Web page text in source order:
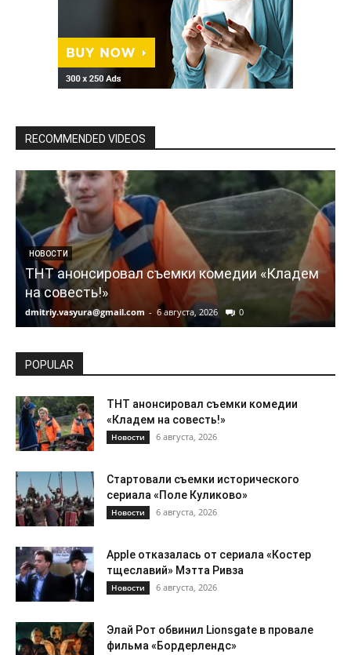
RECOMMENDED VIDEOS
НОВОСТИ
ТНТ анонсировал съемки комедии «Кладем
на совесть!»
dmitriy.vasyura@gmail.com - 6 августа, 2026 0
POPULAR
ТНТ анонсировал съемки комедии
«Кладем на совесть!»
Новости 6 августа, 2026
Стартовали съемки исторического
сериала «Поле Куликово»
Новости 6 августа, 2026
Apple отказалась от сериала «Костер
тщеславий» Мэтта Ривза
Новости 6 августа, 2026
Элай Рот обвинил Lionsgate в провале
фильма «Бордерлендс»